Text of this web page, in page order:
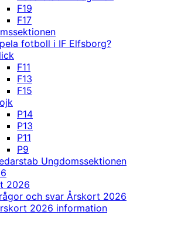
F19
F17
fotboll i IF Elfsborg?
F11
F13
F15
P14
P13
P11
P9
Ungdomssektionen
2026
och svar Årskort 2026
2026 information